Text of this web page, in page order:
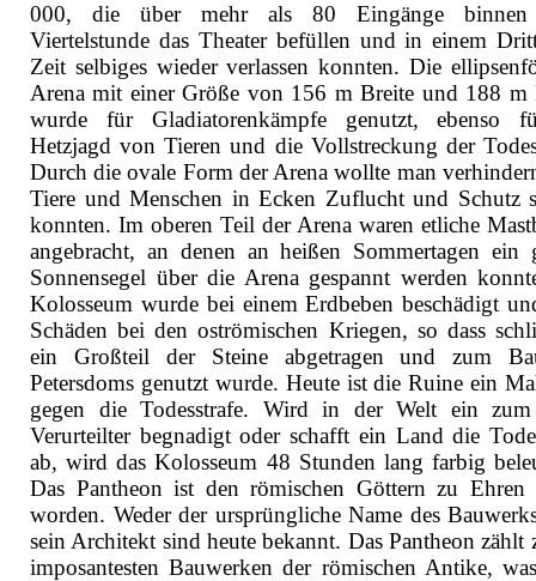
000, die über mehr als 80 Eingänge binnen
Viertelstunde das Theater befüllen und in einem
Zeit selbiges wieder verlassen konnten. Die
Arena mit einer Größe von 156 m Breite und 188 m
wurde für Gladiatorenkämpfe genutzt, ebenso
Hetzjagd von Tieren und die Vollstreckung der
Durch die ovale Form der Arena wollte man
Tiere und Menschen in Ecken Zuflucht und Schutz
konnten. Im oberen Teil der Arena waren etliche
angebracht, an denen an heißen Sommertagen ein
Sonnensegel über die Arena gespannt werden
Kolosseum wurde bei einem Erdbeben beschädigt
Schäden bei den oströmischen Kriegen, so dass
ein Großteil der Steine abgetragen und zum
Petersdoms genutzt wurde. Heute ist die Ruine ein
gegen die Todesstrafe. Wird in der Welt ein
Verurteilter begnadigt oder schafft ein Land die
ab, wird das Kolosseum 48 Stunden lang farbig
Das Pantheon ist den römischen Göttern zu Ehren
worden. Weder der ursprüngliche Name des
sein Architekt sind heute bekannt. Das Pantheon zählt
imposantesten Bauwerken der römischen Antike,